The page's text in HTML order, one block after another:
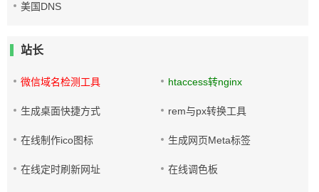
美国DNS
站长
微信域名检测工具 htaccess转nginx
生成桌面快捷方式 rem与px转换工具
在线制作ico图标 生成网页Meta标签
在线定时刷新网址 在线调色板